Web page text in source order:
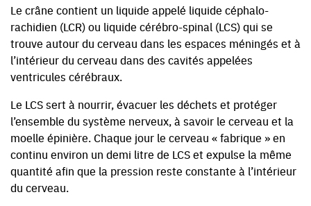
Le crâne contient un liquide appelé liquide céphalo-
rachidien (LCR) ou liquide cérébro-spinal (LCS) qui se
trouve autour du cerveau dans les espaces méningés et à
l’intérieur du cerveau dans des cavités appelées
ventricules cérébraux.
Le LCS sert à nourrir, évacuer les déchets et protéger
l’ensemble du système nerveux, à savoir le cerveau et la
moelle épinière. Chaque jour le cerveau « fabrique » en
continu environ un demi litre de LCS et expulse la même
quantité afin que la pression reste constante à l’intérieur
du cerveau.